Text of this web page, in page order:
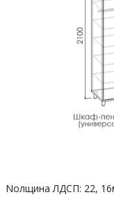
Nолщина ЛДСП: 22,